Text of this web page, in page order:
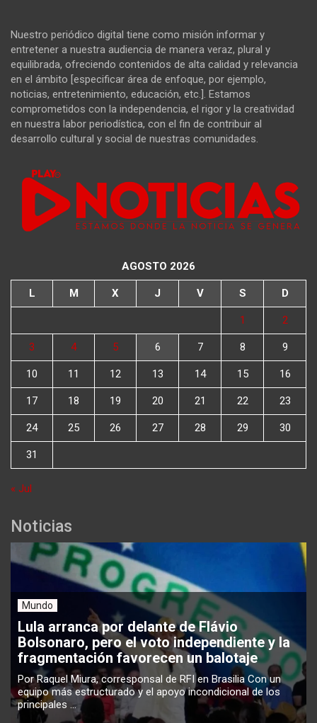
Nuestro periódico digital tiene como misión informar y
entretener a nuestra audiencia de manera veraz, plural y
equilibrada, ofreciendo contenidos de alta calidad y relevancia
en el ámbito [especificar área de enfoque, por ejemplo,
noticias, entretenimiento, educación, etc.]. Estamos
comprometidos con la independencia, el rigor y la creatividad
en nuestra labor periodística, con el fin de contribuir al
desarrollo cultural y social de nuestras comunidades.
AGOSTO 2026
L M X J V S D
1 2
3 4 5 6 7 8 9
10 11 12 13 14 15 16
17 18 19 20 21 22 23
24 25 26 27 28 29 30
31
« Jul
Noticias
Mundo
Lula arranca por delante de Flávio
Bolsonaro, pero el voto independiente y la
fragmentación favorecen un balotaje
Por Raquel Miura, corresponsal de RFI en Brasilia Con un
equipo más estructurado y el apoyo incondicional de los
principales ...